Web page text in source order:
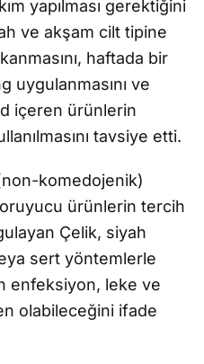
yapılması gerektiğini
ve akşam cilt tipine
haftada bir
uygulanmasını ve
içeren ürünlerin
tavsiye etti.
komedojenik)
ürünlerin tercih
Çelik, siyah
sert yöntemlerle
enfeksiyon, leke ve
olabileceğini ifade